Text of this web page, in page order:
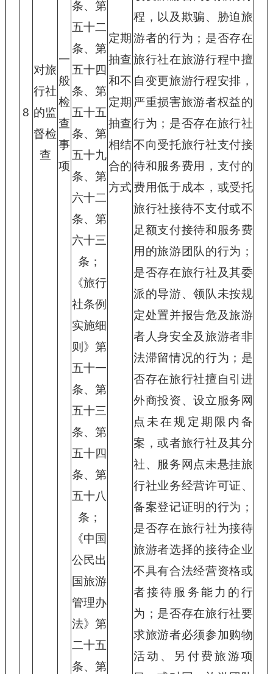
8
对旅
行社
的监
督检
查
一
般
检
查
事
项
条、第
五十二
条、第
五十四
条、第
五十五
条、第
五十九
条、第
六十二
条、第
六十三
条；
《旅行
社条例
实施细
则》第
五十一
条、第
五十三
条、第
五十四
条、第
五十八
条；
《中国
公民出
国旅游
管理办
法》第
二十五
条、第
定期
抽查
和不
定期
抽查
相结
合的
方式
程，以及欺骗、胁迫旅
游者的行为；是否存在
旅行社在旅游行程中擅
自变更旅游行程安排，
严重损害旅游者权益的
行为；是否存在旅行社
不向受托旅行社支付接
待和服务费用，支付的
费用低于成本，或受托
旅行社接待不支付或不
足额支付接待和服务费
用的旅游团队的行为；
是否存在旅行社及其委
派的导游、领队未按规
定处置并报告危及旅游
者人身安全及旅游者非
法滞留情况的行为；是
否存在旅行社擅自引进
外商投资、设立服务网
点未在规定期限内备
案，或者旅行社及其分
社、服务网点未悬挂旅
行社业务经营许可证、
备案登记证明的行为；
是否存在旅行社为接待
旅游者选择的接待企业
不具有合法经营资格或
者接待服务能力的行
为；是否存在旅行社要
求旅游者必须参加购物
活动、另付费旅游项